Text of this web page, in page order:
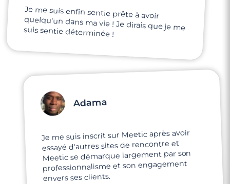
Je me suis enfin sentie prête à avoir
quelqu'un dans ma vie ! Je dirais que je me
suis sentie déterminée !
Adama
Je me suis inscrit sur Meetic après avoir
essayé d'autres sites de rencontre et
Meetic se démarque largement par son
professionnalisme et son engagement
envers ses clients.